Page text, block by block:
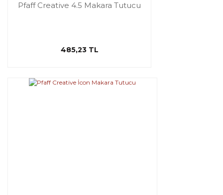
Pfaff Creative 4.5 Makara Tutucu
485,23 TL